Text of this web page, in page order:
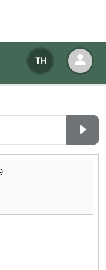
TH
ยงาน